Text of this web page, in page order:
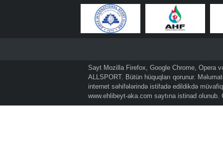
Sayt Mozilla Firefox, Google Chrome, Opera
ALLSPORT. Bütün hüquqları qorunur.
internet səhifələrində istifadə edildikdə
www.ehlibeyt-aka.com saytına istinad olunub.